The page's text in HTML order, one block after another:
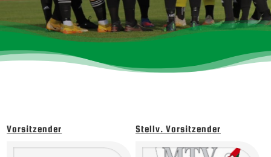
Vorsitzender Stellv. Vorsitzender